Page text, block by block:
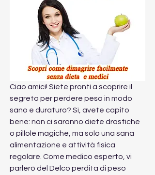
Ciao amici! Siete pronti a scoprire il
segreto per perdere peso in modo
sano e duraturo? Sì, avete capito
bene: non ci saranno diete drastiche
o pillole magiche, ma solo una sana
alimentazione e attività fisica
regolare. Come medico esperto, vi
parlerò del Delco perdita di peso